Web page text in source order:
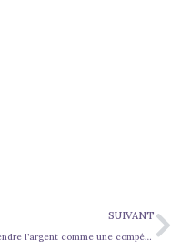
SUIVANT
Apprendre l’argent comme une compétence